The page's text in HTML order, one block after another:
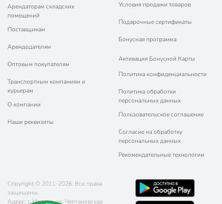
Арендаторам складских
помещений
Поставщикам
Арендодателям
Оптовым покупателям
Транспортным компаниям и
курьерам
О компании
Наши реквизиты
Условия продажи товаров
Подарочные сертификаты
Бонусная программа
Активация Бонусной Карты
Политика конфиденциальности
Политика обработки
персональных данных
Пользовательское соглашение
Согласие на обработку
персональных данных
Рекомендательные технологии
Copyright © 2011-2026. Все права
защищены.
Адрес: г. Москва, ул. Чертановская